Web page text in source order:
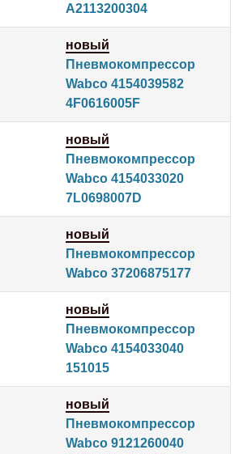
A2113200304
новый
Пневмокомпрессор
Wabco 4154039582
4F0616005F
новый
Пневмокомпрессор
Wabco 4154033020
7L0698007D
новый
Пневмокомпрессор
Wabco 37206875177
новый
Пневмокомпрессор
Wabco 4154033040
151015
новый
Пневмокомпрессор
Wabco 9121260040